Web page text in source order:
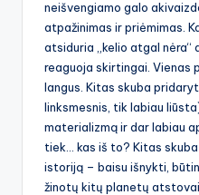
neišvengiamo galo
atpažinimas ir priėmimas.
atsiduria „kelio atgal
reaguoja skirtingai. Vienas
langus. Kitas skuba
linksmesnis, tik labiau
materializmą ir dar labiau
tiek… kas iš to? Kitas
istoriją – baisu išnykti,
žinotų kitų planetų